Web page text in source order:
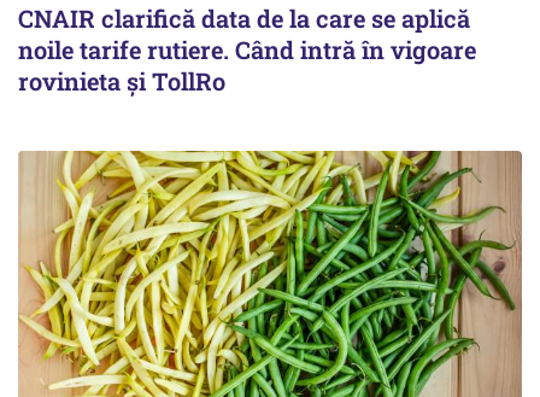
CNAIR clarifică data de la care se aplică
noile tarife rutiere. Când intră în vigoare
rovinieta și TollRo